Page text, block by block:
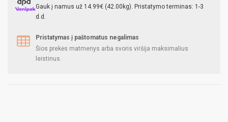
Gauk į namus už 14.99€ (42.00kg). Pristatymo terminas: 1-3
d.d.
Pristatymas į paštomatus negalimas
Šios prekės matmenys arba svoris viršija maksimalius
leistinus.